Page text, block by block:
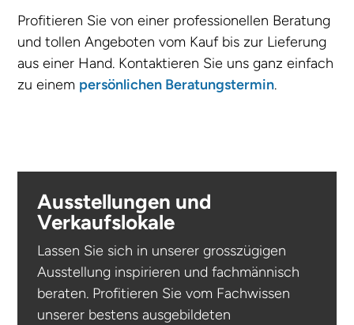
Profitieren Sie von einer professionellen Beratung
und tollen Angeboten vom Kauf bis zur Lieferung
aus einer Hand. Kontaktieren Sie uns ganz einfach
zu einem persönlichen Beratungstermin.
Ausstellungen und
Verkaufslokale
Lassen Sie sich in unserer grosszügigen
Ausstellung inspirieren und fachmännisch
beraten. Profitieren Sie vom Fachwissen
unserer bestens ausgebildeten